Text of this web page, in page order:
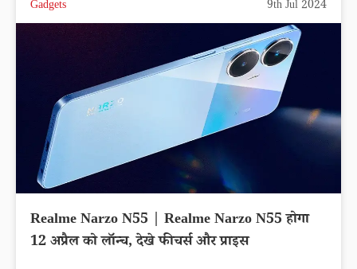
Gadgets 9th Jul 2024
Realme Narzo N55 | Realme Narzo N55 होगा
12 अप्रैल को लॉन्च, देखे फीचर्स और प्राइस